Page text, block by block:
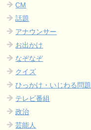
CM
話題
アナウンサー
お出かけ
なぞなぞ
クイズ
ひっかけ・いじわる問題
テレビ番組
政治
芸能人